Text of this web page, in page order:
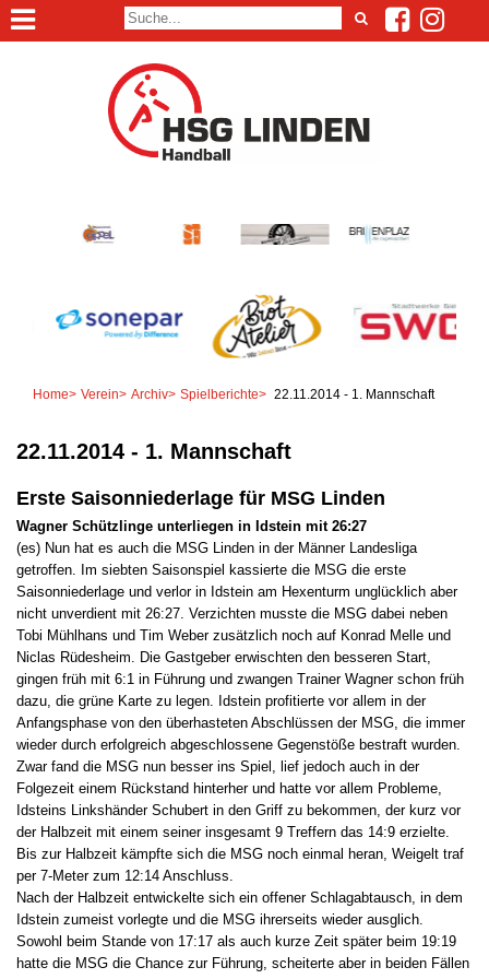
Home> Verein> Archiv> Spielberichte> 22.11.2014 - 1. Mannschaft
22.11.2014 - 1. Mannschaft
Erste Saisonniederlage für MSG Linden
Wagner Schützlinge unterliegen in Idstein mit 26:27
(es) Nun hat es auch die MSG Linden in der Männer Landesliga
getroffen. Im siebten Saisonspiel kassierte die MSG die erste
Saisonniederlage und verlor in Idstein am Hexenturm unglücklich aber
nicht unverdient mit 26:27. Verzichten musste die MSG dabei neben
Tobi Mühlhans und Tim Weber zusätzlich noch auf Konrad Melle und
Niclas Rüdesheim. Die Gastgeber erwischten den besseren Start,
gingen früh mit 6:1 in Führung und zwangen Trainer Wagner schon früh
dazu, die grüne Karte zu legen. Idstein profitierte vor allem in der
Anfangsphase von den überhasteten Abschlüssen der MSG, die immer
wieder durch erfolgreich abgeschlossene Gegenstöße bestraft wurden.
Zwar fand die MSG nun besser ins Spiel, lief jedoch auch in der
Folgezeit einem Rückstand hinterher und hatte vor allem Probleme,
Idsteins Linkshänder Schubert in den Griff zu bekommen, der kurz vor
der Halbzeit mit einem seiner insgesamt 9 Treffern das 14:9 erzielte.
Bis zur Halbzeit kämpfte sich die MSG noch einmal heran, Weigelt traf
per 7-Meter zum 12:14 Anschluss.
Nach der Halbzeit entwickelte sich ein offener Schlagabtausch, in dem
Idstein zumeist vorlegte und die MSG ihrerseits wieder ausglich.
Sowohl beim Stande von 17:17 als auch kurze Zeit später beim 19:19
hatte die MSG die Chance zur Führung, scheiterte aber in beiden Fällen